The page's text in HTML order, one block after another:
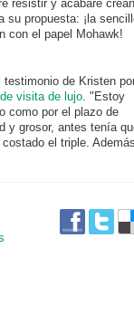
resistir y acabaré
su propuesta: ¡la
con el papel Mohawk!
testimonio de Kristen
visita de lujo. "Estoy
como por el plazo de
y grosor, antes tenía
el triple.